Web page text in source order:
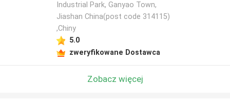
Industrial Park, Ganyao Town,
Jiashan China(post code 314115)
,Chiny
5.0
zweryfikowane Dostawca
Zobacz więcej